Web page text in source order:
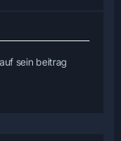
sein beitrag